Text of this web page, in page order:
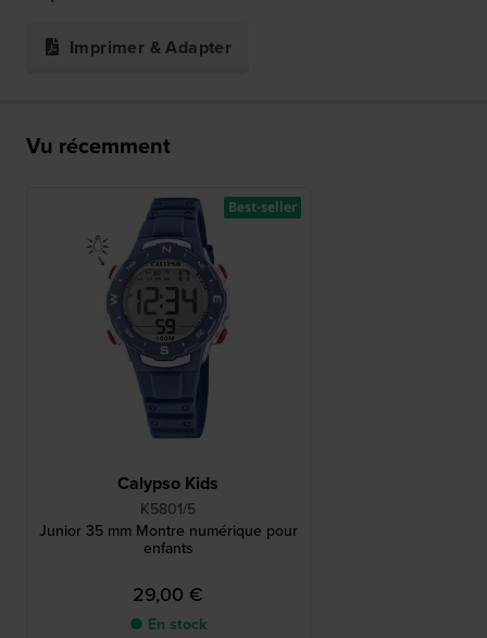
Imprimer & Adapter
Vu récemment
Calypso Kids
K5801/5
Junior 35 mm Montre numérique pour
enfants
29,00 €
● En stock
Best-seller